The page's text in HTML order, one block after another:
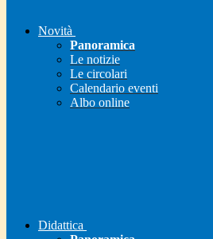
Novità
Panoramica
Le notizie
Le circolari
Calendario eventi
Albo online
Didattica